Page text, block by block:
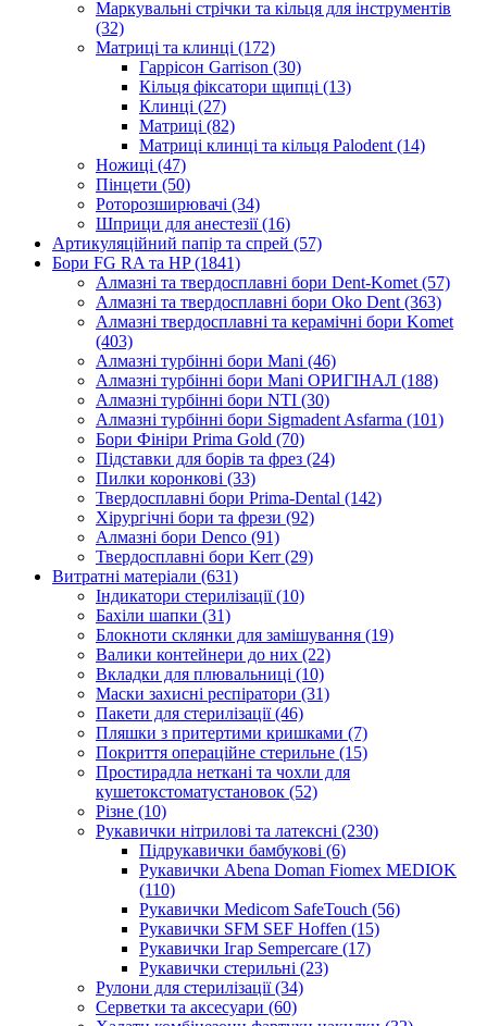
Маркувальні стрічки та кільця для інструментів
(32)
Матриці та клинці (172)
Гаррісон Garrison (30)
Кільця фіксатори щипці (13)
Клинці (27)
Матриці (82)
Матриці клинці та кільця Palodent (14)
Ножиці (47)
Пінцети (50)
Роторозширювачі (34)
Шприци для анестезії (16)
Артикуляційний папір та спрей (57)
Бори FG RA та HP (1841)
Алмазні та твердосплавні бори Dent-Komet (57)
Алмазні та твердосплавні бори Oko Dent (363)
Алмазні твердосплавні та керамічні бори Komet
(403)
Алмазні турбінні бори Mani (46)
Алмазні турбінні бори Mani ОРИГІНАЛ (188)
Алмазні турбінні бори NTI (30)
Алмазні турбінні бори Sigmadent Asfarma (101)
Бори Фініри Prima Gold (70)
Підставки для борів та фрез (24)
Пилки коронкові (33)
Твердосплавні бори Prima-Dental (142)
Хірургічні бори та фрези (92)
Алмазні бори Denco (91)
Твердосплавні бори Kerr (29)
Витратні матеріали (631)
Індикатори стерилізації (10)
Бахіли шапки (31)
Блокноти склянки для замішування (19)
Валики контейнери до них (22)
Вкладки для плювальниці (10)
Маски захисні респіратори (31)
Пакети для стерилізації (46)
Пляшки з притертими кришками (7)
Покриття операційне стерильне (15)
Простирадла неткані та чохли для
кушетокстоматустановок (52)
Різне (10)
Рукавички нітрилові та латексні (230)
Підрукавички бамбукові (6)
Рукавички Abena Doman Fiomex MEDIOK
(110)
Рукавички Medicom SafeTouch (56)
Рукавички SFM SEF Hoffen (15)
Рукавички Ігар Sempercare (17)
Рукавички стерильні (23)
Рулони для стерилізації (34)
Серветки та аксесуари (60)